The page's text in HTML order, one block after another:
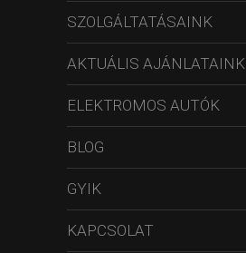
SZOLGÁLTATÁSAINK
AKTUÁLIS AJÁNLATAINK
ELEKTROMOS AUTÓK
BLOG
GYIK
KAPCSOLAT